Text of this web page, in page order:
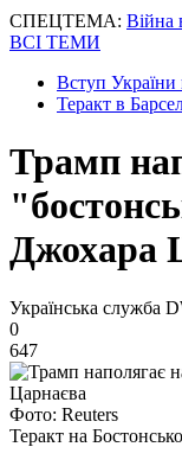
СПЕЦТЕМА: Війна
ВСІ ТЕМИ
Вступ
Теракт в
Трамп
Джохара
Українська служба
0
647
Фото: Reuters
Теракт на